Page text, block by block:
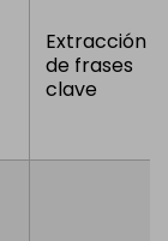
Extracción
de frases
clave